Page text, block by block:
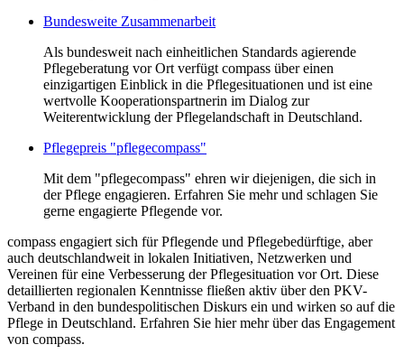
Bundesweite Zusammenarbeit
Als bundesweit nach einheitlichen Standards agierende
Pflegeberatung vor Ort verfügt compass über einen
einzigartigen Einblick in die Pflegesituationen und ist eine
wertvolle Kooperationspartnerin im Dialog zur
Weiterentwicklung der Pflegelandschaft in Deutschland.
Pflegepreis "pflegecompass"
Mit dem "pflegecompass" ehren wir diejenigen, die sich in
der Pflege engagieren. Erfahren Sie mehr und schlagen Sie
gerne engagierte Pflegende vor.
compass engagiert sich für Pflegende und Pflegebedürftige, aber
auch deutschlandweit in lokalen Initiativen, Netzwerken und
Vereinen für eine Verbesserung der Pflegesituation vor Ort. Diese
detaillierten regionalen Kenntnisse fließen aktiv über den PKV-
Verband in den bundespolitischen Diskurs ein und wirken so auf die
Pflege in Deutschland. Erfahren Sie hier mehr über das Engagement
von compass.